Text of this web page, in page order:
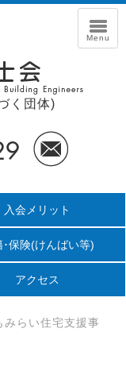
く団体)
入会メリット
･保険(けんばい等)
アクセス
みらい住宅支援事